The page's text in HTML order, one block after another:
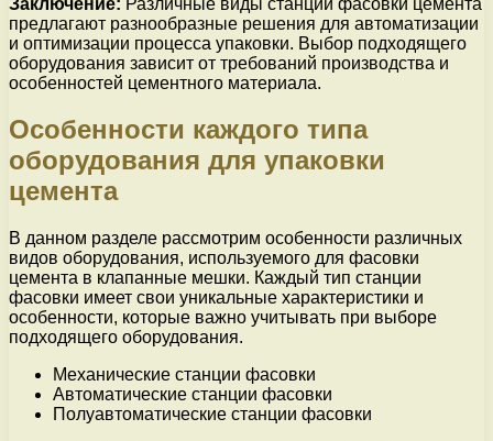
предлагают разнообразные решения для автоматизации
и оптимизации процесса упаковки. Выбор подходящего
оборудования зависит от требований производства и
особенностей цементного материала.
Особенности каждого типа
оборудования для упаковки
цемента
В данном разделе рассмотрим особенности различных
видов оборудования, используемого для фасовки
цемента в клапанные мешки. Каждый тип станции
фасовки имеет свои уникальные характеристики и
особенности, которые важно учитывать при выборе
подходящего оборудования.
Механические станции фасовки
Автоматические станции фасовки
Полуавтоматические станции фасовки